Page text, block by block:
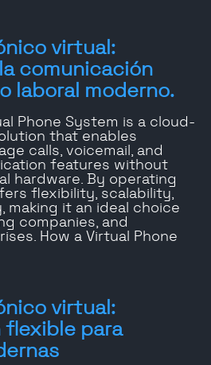
virtual:
comunicación
laboral moderno.
Phone System is a cloud-
that enables
calls, voicemail, and
features without
hardware. By operating
flexibility, scalability,
making it an ideal choice
companies, and
How a Virtual Phone
virtual:
flexible para